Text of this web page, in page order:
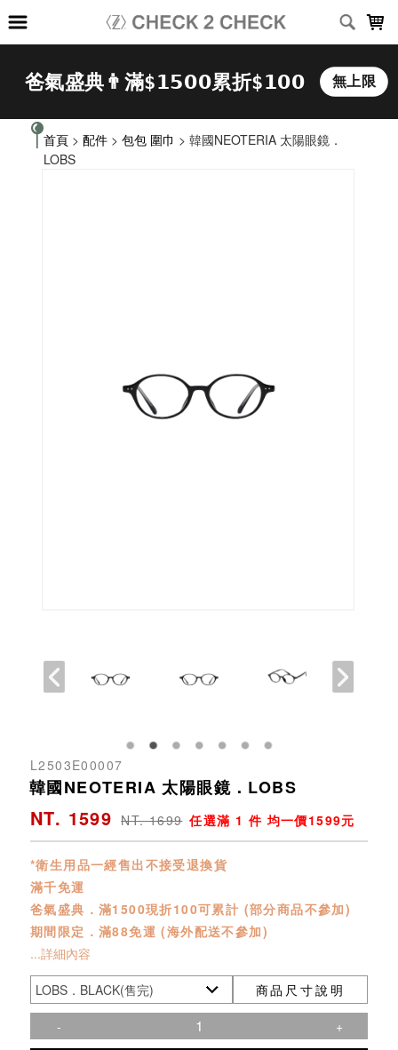
首頁 > 配件 > 包包 圍巾 > 韓國NEOTERIA 太陽眼鏡．
LOBS
L2503E00007
韓國NEOTERIA 太陽眼鏡．LOBS
NT. 1599 NT. 1699 任選滿 1 件 均一價1599元
*衛生用品一經售出不接受退換貨
滿千免運
爸氣盛典．滿1500現折100可累計 (部分商品不參加)
期間限定．滿88免運 (海外配送不參加)
...詳細內容
商品尺寸說明
-
+